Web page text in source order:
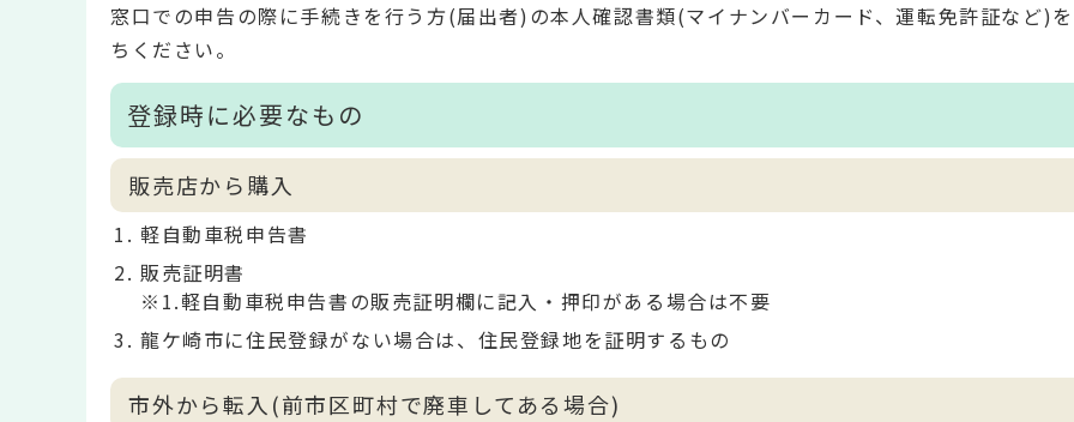
窓口での申告の際に手続きを行う方(届出者)の本人確認書類(マイナンバーカード、運転免許証など)
ちください。
登録時に必要なもの
販売店から購入
軽自動車税申告書
販売証明書
※1.軽自動車税申告書の販売証明欄に記入・押印がある場合は不要
龍ケ崎市に住民登録がない場合は、住民登録地を証明するもの
市外から転入(前市区町村で廃車してある場合)